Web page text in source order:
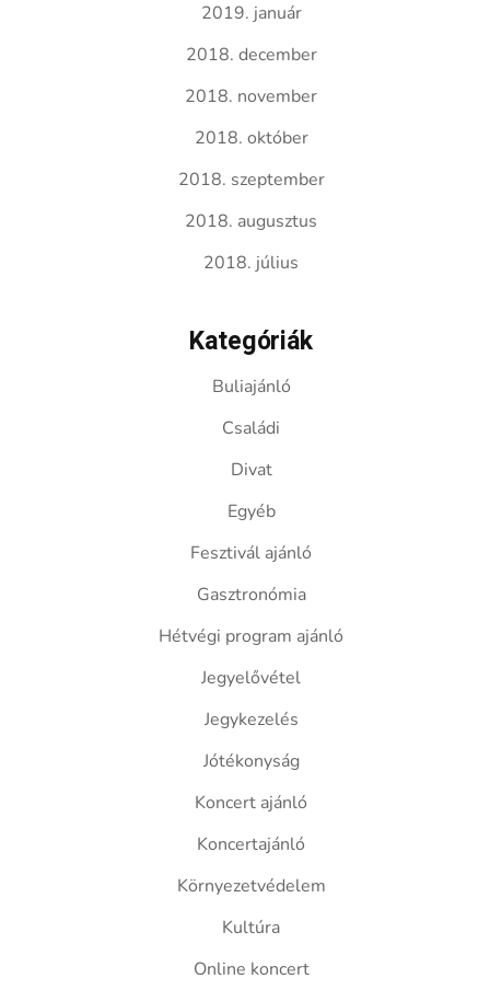
2019. január
2018. december
2018. november
2018. október
2018. szeptember
2018. augusztus
2018. július
Kategóriák
Buliajánló
Családi
Divat
Egyéb
Fesztivál ajánló
Gasztronómia
Hétvégi program ajánló
Jegyelővétel
Jegykezelés
Jótékonyság
Koncert ajánló
Koncertajánló
Környezetvédelem
Kultúra
Online koncert